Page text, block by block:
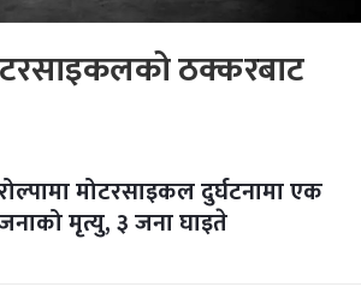
ठक्करबाट
मोटरसाइकल दुर्घटनामा एक
मृत्यु, ३ जना घाइते